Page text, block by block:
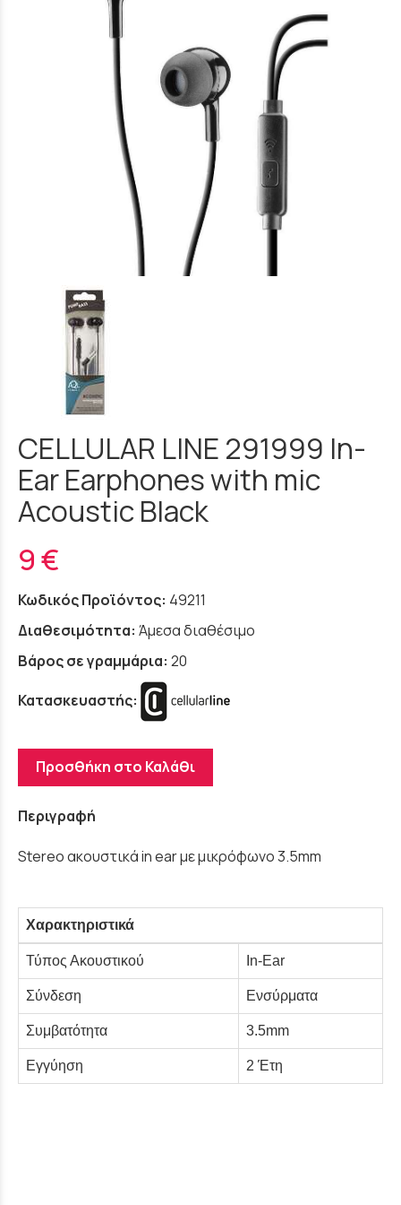
CELLULAR LINE 291999 In-
Ear Earphones with mic
Acoustic Black
9 €
Κωδικός Προϊόντος: 49211
Διαθεσιμότητα: Άμεσα διαθέσιμο
Βάρος σε γραμμάρια: 20
Κατασκευαστής:
Προσθήκη στο Καλάθι
Περιγραφή
Stereo ακουστικά in ear με μικρόφωνο 3.5mm
Χαρακτηριστικά
Τύπος Ακουστικού In-Ear
Σύνδεση Ενσύρματα
Συμβατότητα 3.5mm
Εγγύηση 2 Έτη